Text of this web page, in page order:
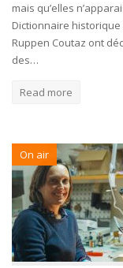
mais qu’elles
Dictionnaire
Ruppen Coutaz ont
des…
Read more
On air